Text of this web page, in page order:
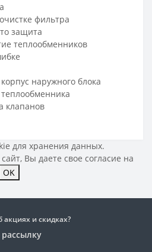
фильтра
защита
теплообменников
наружнoго блока
клапанов
для хранения данных.
Вы даете свое согласие на
OK
акциях и скидках?